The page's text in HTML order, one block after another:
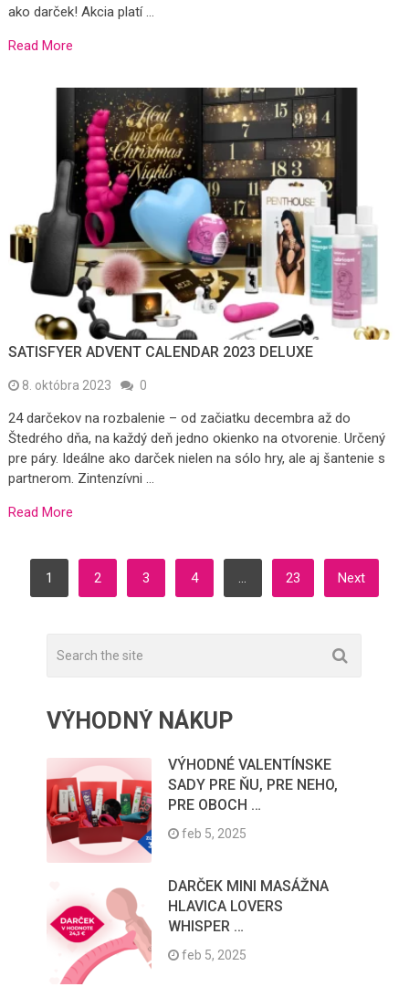
ako darček! Akcia platí …
Read More
SATISFYER ADVENT CALENDAR 2023 DELUXE
8. októbra 2023 0
24 darčekov na rozbalenie – od začiatku decembra až do
Štedrého dňa, na každý deň jedno okienko na otvorenie. Určený
pre páry. Ideálne ako darček nielen na sólo hry, ale aj šantenie s
partnerom. Zintenzívni …
Read More
STRÁNKOVANIE
PRÍSPEVKOV
1 2 3 4 … 23 Next
VÝHODNÝ NÁKUP
VÝHODNÉ VALENTÍNSKE
SADY PRE ŇU, PRE NEHO,
PRE OBOCH …
feb 5, 2025
DARČEK MINI MASÁŽNA
HLAVICA LOVERS
WHISPER …
feb 5, 2025